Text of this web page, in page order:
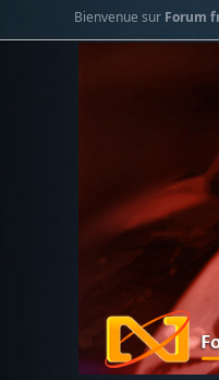
Bienvenue sur Forum